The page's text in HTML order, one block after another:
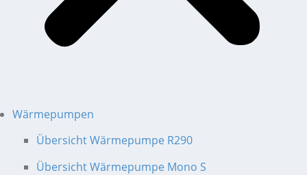
Wärmepumpen
Übersicht Wärmepumpe R290
Übersicht Wärmepumpe Mono S